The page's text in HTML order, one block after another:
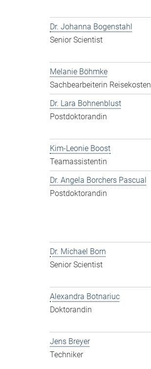
Dr. Johanna Bogenstahl
Senior Scientist
Melanie Böhmke
Sachbearbeiterin Reisekosten
Dr. Lara Bohnenblust
Postdoktorandin
Kim-Leonie Boost
Teamassistentin
Dr. Angela Borchers Pascual
Postdoktorandin
Dr. Michael Born
Senior Scientist
Alexandra Botnariuc
Doktorandin
Jens Breyer
Techniker